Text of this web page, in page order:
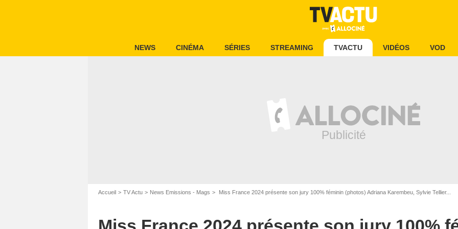
NEWS CINÉMA SÉRIES STREAMING TVACTU VIDÉOS VOD
Accueil TV Actu News Emissions - Mags Miss France 2024 présente son jury 100% féminin (photos) Adriana Karembeu, Sylvie Tellier...